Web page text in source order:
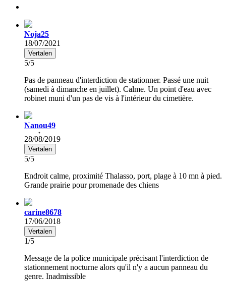
Noja25
18/07/2021
Vertalen
5/5
Pas de panneau d'interdiction de stationner. Passé une nuit
(samedi à dimanche en juillet). Calme. Un point d'eau avec
robinet muni d'un pas de vis à l'intérieur du cimetière.
Nanou49
28/08/2019
Vertalen
5/5
Endroit calme, proximité Thalasso, port, plage à 10 mn à pied.
Grande prairie pour promenade des chiens
carine8678
17/06/2018
Vertalen
1/5
Message de la police municipale précisant l'interdiction de
stationnement nocturne alors qu'il n'y a aucun panneau du
genre. Inadmissible